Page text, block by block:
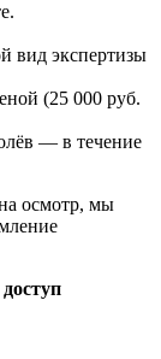
вид экспертизы
(25 000 руб.
— в течение
осмотр, мы